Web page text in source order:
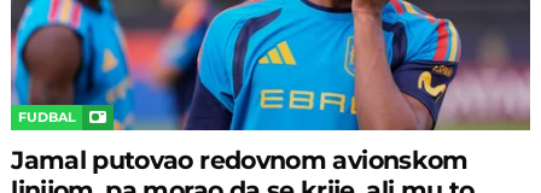
FUDBAL
Jamal putovao redovnom avionskom